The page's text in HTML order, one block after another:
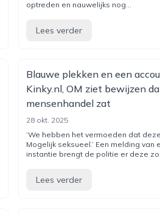
optreden en nauwelijks nog...
Lees verder
Blauwe plekken en een
Kinky.nl, OM ziet bewijzen
mensenhandel zat
28 okt. 2025
‘We hebben het vermoeden dat
Mogelijk seksueel.’ Een melding van
instantie brengt de politie er deze
Lees verder